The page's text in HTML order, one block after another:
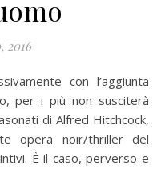
2016
per i più non susciterà
di Alfred Hitchcock,
opera noir/thriller del
È il caso, perverso e